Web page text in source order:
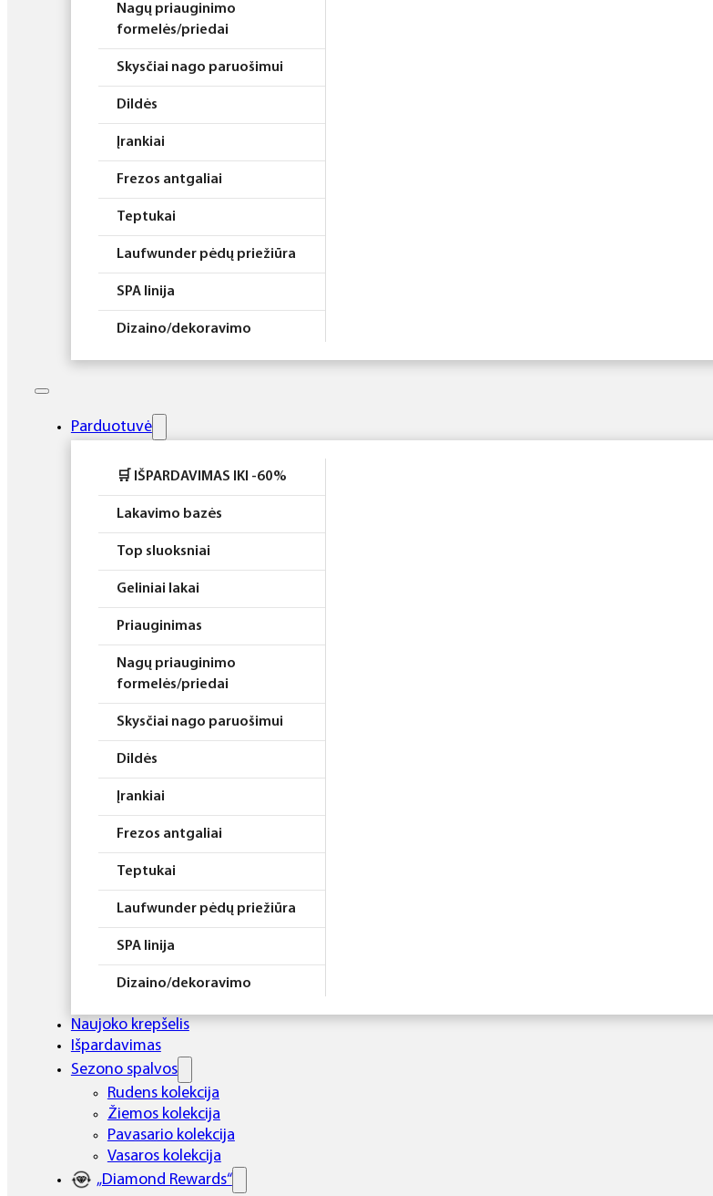
Nagų priauginimo
formelės/priedai
Skysčiai nago paruošimui
Dildės
Įrankiai
Frezos antgaliai
Teptukai
Laufwunder pėdų priežiūra
SPA linija
Dizaino/dekoravimo
Higiena
Rinkiniai
Parduotuvė
🛒 IŠPARDAVIMAS IKI -60%
Lakavimo bazės
Top sluoksniai
Geliniai lakai
Priauginimas
Nagų priauginimo
formelės/priedai
Skysčiai nago paruošimui
Dildės
Įrankiai
Frezos antgaliai
Teptukai
Laufwunder pėdų priežiūra
SPA linija
Dizaino/dekoravimo
Elektros prietaisai
Higiena
Atributika
Rinkiniai
Naujoko krepšelis
Išpardavimas
Sezono spalvos
Rudens kolekcija
Žiemos kolekcija
Pavasario kolekcija
Vasaros kolekcija
„Diamond Rewards“